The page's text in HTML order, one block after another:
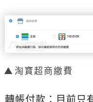
淘寶超商繳費